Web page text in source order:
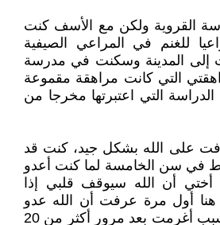
القروية ولكن مع الأسف كنت
للغنم في المراعي الصيفية
إلى المدينة وسكنت في مدرسة
التي كانت مراهقة مقموعة
التي اعتبرتها مخرجا من
على الله بشكل جيد، كنت قد
في سن الخامسة لما كنت أعدو
أن الله سيوقف قلبي إذا
أول مرة عرفت أن الله عدو
اللهو والحياة، ولهذا السبب أغرمت بعد مرور أكثر من 20